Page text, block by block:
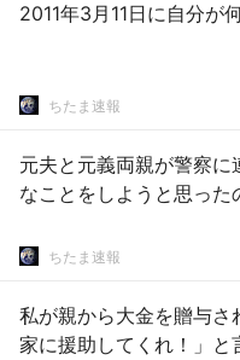
2011年3月11日に自分が
ちたま速報
元夫と元義両親が警察
なことをしようと思った
ちたま速報
私が親から大金を贈与さ
家に援助してくれ！」と